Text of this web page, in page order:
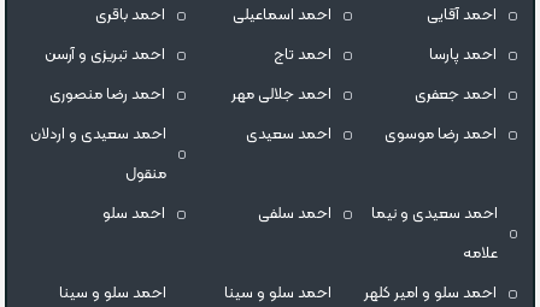
احمد آقایی احمد اسماعیلی
احمد باقری
احمد پارسا
احمد تاج
احمد تبریزی و آرسن
احمد جعفری
احمد جلالی مهر
احمد رضا منصوری
احمد رضا موسوی
احمد سعیدی
احمد سعیدی و اردلان
منقول
احمد سعیدی و نیما
علامه
احمد سلفی احمد سلو
احمد سلو و امیر کلهر
احمد سلو و سینا
احمد سلو و سینا